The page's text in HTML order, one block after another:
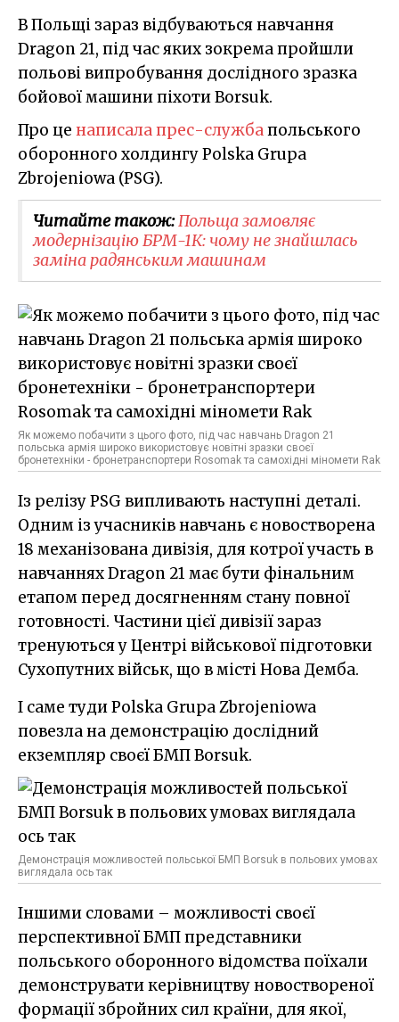
В Польщі зараз відбуваються навчання
Dragon 21, під час яких зокрема пройшли
польові випробування дослідного зразка
бойової машини піхоти Borsuk.
Про це написала прес-службапольського
оборонного холдингу Polska Grupa
Zbrojeniowa (PSG).
Читайте також:Польща замовляє
модернізацію БРМ-1К: чому не знайшлась
заміна радянським машинам
Як можемо побачити з цього фото, під час навчань Dragon 21
польська армія широко використовує новітні зразки своєї
бронетехніки - бронетранспортери Rosomak та самохідні міномети Rak
Із релізу PSG випливають наступні деталі.
Одним із учасників навчань є новостворена
18 механізована дивізія, для котрої участь в
навчаннях Dragon 21 має бути фінальним
етапом перед досягненням стану повної
готовності. Частини цієї дивізії зараз
тренуються у Центрі військової підготовки
Сухопутних військ, що в місті Нова Демба.
І саме туди Polska Grupa Zbrojeniowa
повезла на демонстрацію дослідний
екземпляр своєї БМП Borsuk.
Демонстрація можливостей польської БМП Borsuk в польових умовах
виглядала ось так
Іншими словами – можливості своєї
перспективної БМП представники
польського оборонного відомства поїхали
демонструвати керівництву новоствореної
формації збройних сил країни, для якої,